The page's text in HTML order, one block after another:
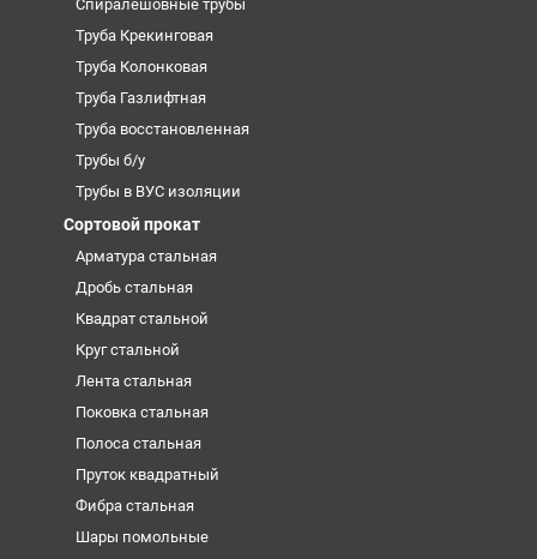
Спиралешовные трубы
Труба Крекинговая
Труба Колонковая
Труба Газлифтная
Труба восстановленная
Трубы б/у
Трубы в ВУС изоляции
Сортовой прокат
Арматура стальная
Дробь стальная
Квадрат стальной
Круг стальной
Лента стальная
Поковка стальная
Полоса стальная
Пруток квадратный
Фибра стальная
Шары помольные